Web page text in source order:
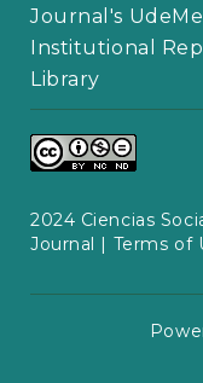
Journal's
Institutional
Library
2024 Ciencias
Journal | Terms of